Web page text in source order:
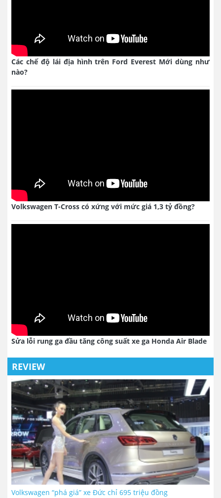
Các chế độ lái địa hình trên Ford Everest Mới dùng như
nào?
Volkswagen T-Cross có xứng với mức giá 1,3 tỷ đồng?
Sửa lỗi rung ga đầu tăng công suất xe ga Honda Air Blade
REVIEW
Volkswagen “phá giá” xe Đức chỉ 695 triệu đồng